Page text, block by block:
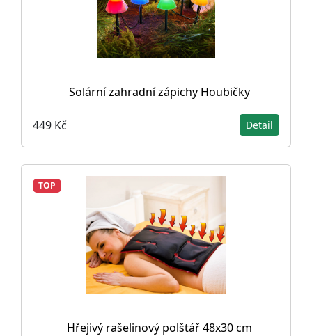
Solární zahradní zápichy Houbičky
449 Kč Detail
TOP
Hřejivý rašelinový polštář 48x30 cm